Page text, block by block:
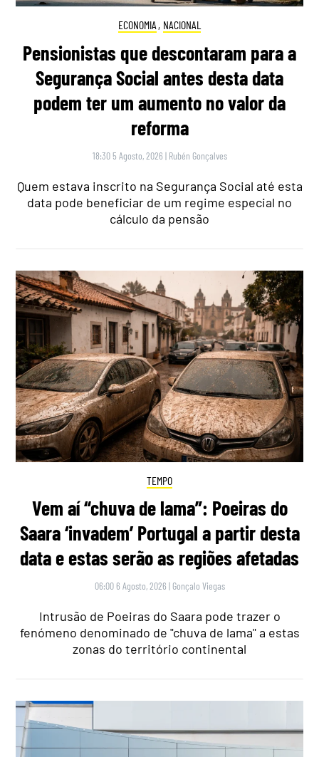
ECONOMIA , NACIONAL
Pensionistas que descontaram para a
Segurança Social antes desta data
podem ter um aumento no valor da
reforma
18:30 5 Agosto, 2026 | Rubén Gonçalves
Quem estava inscrito na Segurança Social até esta
data pode beneficiar de um regime especial no
cálculo da pensão
TEMPO
Vem aí “chuva de lama”: Poeiras do
Saara ‘invadem’ Portugal a partir desta
data e estas serão as regiões afetadas
06:00 6 Agosto, 2026 | Gonçalo Viegas
Intrusão de Poeiras do Saara pode trazer o
fenómeno denominado de "chuva de lama" a estas
zonas do território continental